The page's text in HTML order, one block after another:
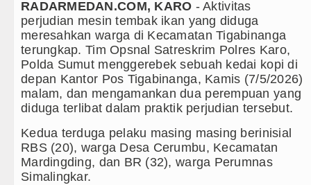
Gubernur Bobby Nasution Minta Kepala Daerah
Rico Waas : Kemerdekaan Harus Dirasakan
Akses Jalan ke Pemandian Air Panas Doulu Diblokir
Dayang Nan Tujuh Menggetarkan Gedung Kesenian
Tim Gabungan Ringkus 3 Tersangka Pungli di
Emma Raducanu Absen di Grand Slam Tenis US
RADARMEDAN.COM, KARO - Aktivitas
perjudian mesin tembak ikan yang diduga
meresahkan warga di Kecamatan Tigabinanga
terungkap. Tim Opsnal Satreskrim Polres Karo,
Polda Sumut menggerebek sebuah kedai kopi di
depan Kantor Pos Tigabinanga, Kamis (7/5/2026)
malam, dan mengamankan dua perempuan yang
diduga terlibat dalam praktik perjudian tersebut.
Kedua terduga pelaku masing masing berinisial
RBS (20), warga Desa Cerumbu, Kecamatan
Mardingding, dan BR (32), warga Perumnas
Simalingkar.